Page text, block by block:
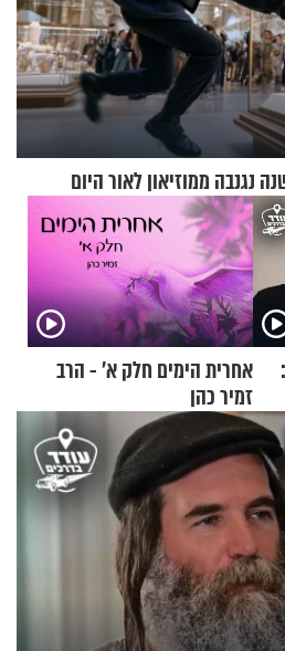
אחרית הימים חלק א’ - הרב
זמיר כהן